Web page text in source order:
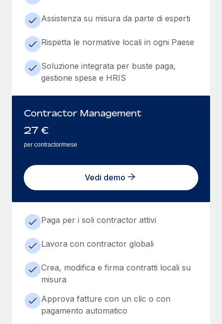
Assistenza su misura da parte di esperti
Rispetta le normative locali in ogni Paese
Soluzione integrata per buste paga,
gestione spese e HRIS
Contractor Management
27 €
per contractor/mese
Vedi demo
Paga per i soli contractor attivi
Lavora con contractor globali
Crea, modifica e firma contratti locali su
misura
Approva fatture con un clic o con
pagamento automatico